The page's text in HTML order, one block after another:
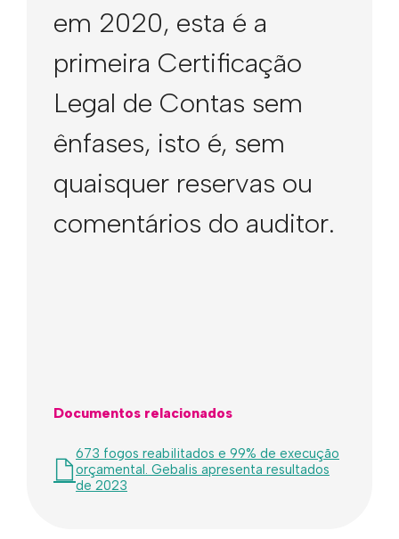
em 2020, esta é a
primeira Certificação
Legal de Contas sem
ênfases, isto é, sem
quaisquer reservas ou
comentários do auditor.
Documentos relacionados
673 fogos reabilitados e 99% de execução
orçamental. Gebalis apresenta resultados
de 2023